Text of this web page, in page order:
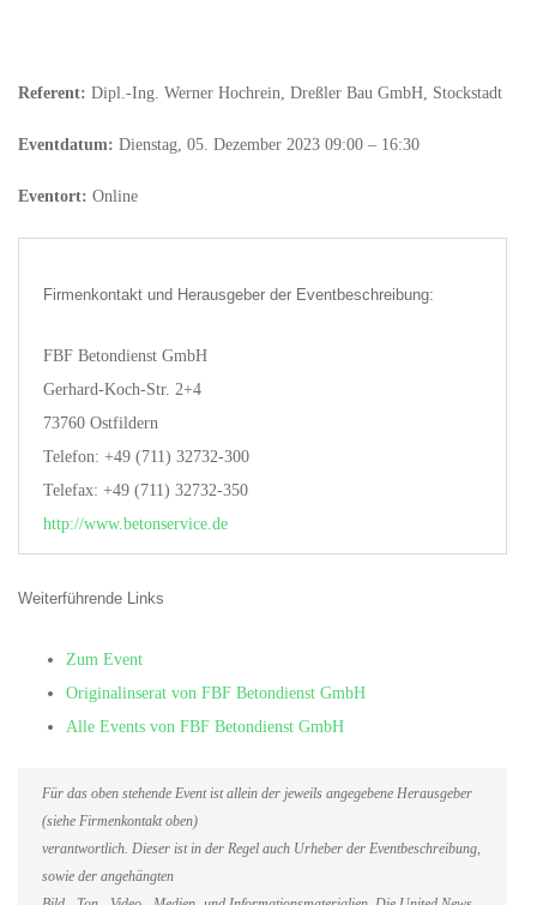
Referent: Dipl.-Ing. Werner Hochrein, Dreßler Bau GmbH, Stockstadt
Eventdatum: Dienstag, 05. Dezember 2023 09:00 – 16:30
Eventort: Online
Firmenkontakt und Herausgeber der Eventbeschreibung:
FBF Betondienst GmbH
Gerhard-Koch-Str. 2+4
73760 Ostfildern
Telefon: +49 (711) 32732-300
Telefax: +49 (711) 32732-350
http://www.betonservice.de
Weiterführende Links
Zum Event
Originalinserat von FBF Betondienst GmbH
Alle Events von FBF Betondienst GmbH
Für das oben stehende Event ist allein der jeweils angegebene Herausgeber
(siehe Firmenkontakt oben)
verantwortlich. Dieser ist in der Regel auch Urheber der Eventbeschreibung,
sowie der angehängten